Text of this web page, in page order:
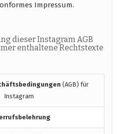
Impressum.
dieser Instagram AGB
enthaltene Rechtstexte
(AGB) für
Instagram